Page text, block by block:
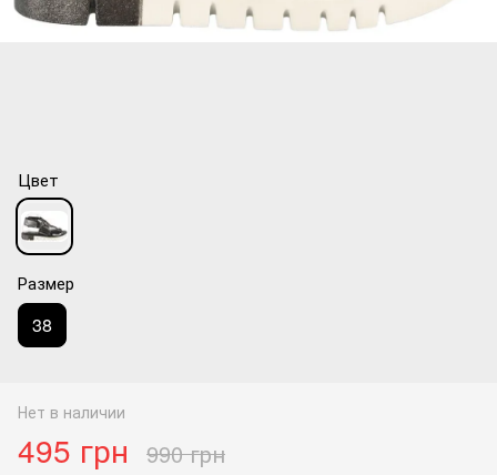
Цвет
Размер
38
Нет в наличии
495 грн 990 грн